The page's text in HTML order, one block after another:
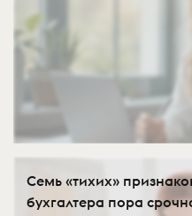
Семь «тихих»
бухгалтера пора